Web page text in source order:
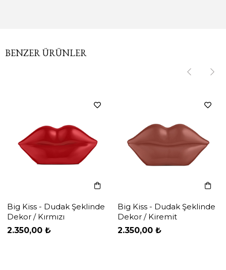
BENZER ÜRÜNLER
Big Kiss - Dudak Şeklinde
Dekor / Kırmızı
2.350,00 ₺
Big Kiss - Dudak Şeklinde
Dekor / Kiremit
2.350,00 ₺